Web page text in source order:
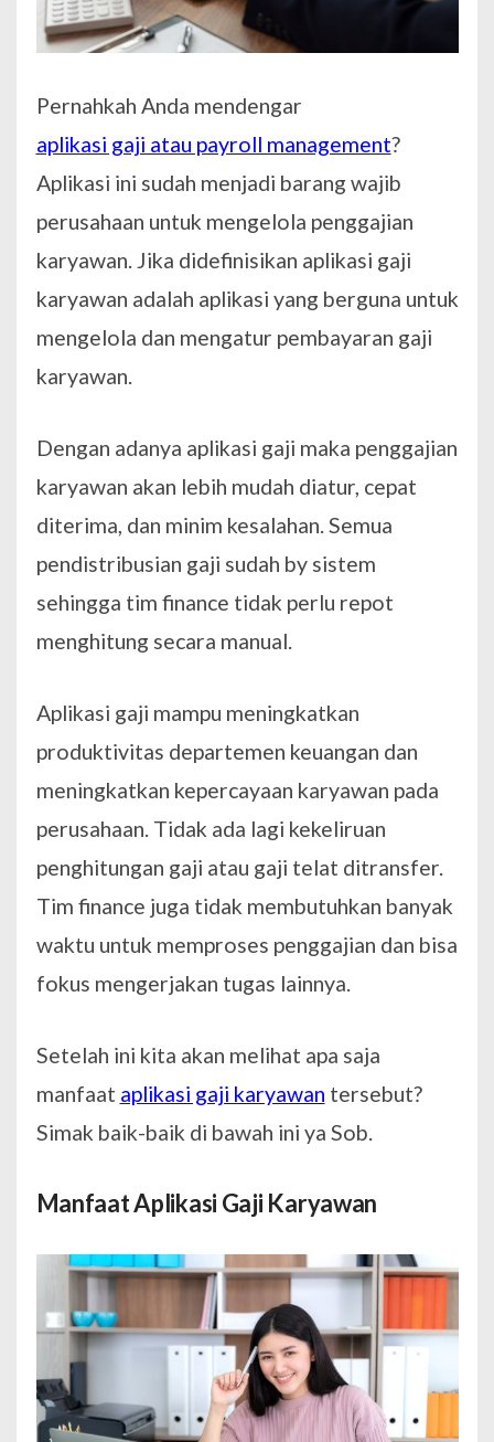
Pernahkah Anda mendengar
aplikasi gaji atau payroll management?
Aplikasi ini sudah menjadi barang wajib
perusahaan untuk mengelola penggajian
karyawan. Jika didefinisikan aplikasi gaji
karyawan adalah aplikasi yang berguna untuk
mengelola dan mengatur pembayaran gaji
karyawan.
Dengan adanya aplikasi gaji maka penggajian
karyawan akan lebih mudah diatur, cepat
diterima, dan minim kesalahan. Semua
pendistribusian gaji sudah by sistem
sehingga tim finance tidak perlu repot
menghitung secara manual.
Aplikasi gaji mampu meningkatkan
produktivitas departemen keuangan dan
meningkatkan kepercayaan karyawan pada
perusahaan. Tidak ada lagi kekeliruan
penghitungan gaji atau gaji telat ditransfer.
Tim finance juga tidak membutuhkan banyak
waktu untuk memproses penggajian dan bisa
fokus mengerjakan tugas lainnya.
Setelah ini kita akan melihat apa saja
manfaat aplikasi gaji karyawan tersebut?
Simak baik-baik di bawah ini ya Sob.
Manfaat Aplikasi Gaji Karyawan